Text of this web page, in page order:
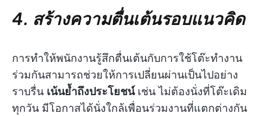
4. สร้างความตื่นเต้นรอบแนวคิด
การทำให้พนักงานรู้สึกตื่นเต้นกับการใช้โต๊ะทำงาน
ร่วมกันสามารถช่วยให้การเปลี่ยนผ่านเป็นไปอย่าง
ราบรื่น เน้นย้ำถึงประโยชน์เช่น ไม่ต้องนั่งที่โต๊ะเดิม
ทุกวัน มีโอกาสได้นั่งใกล้เพื่อนร่วมงานที่แตกต่างกัน